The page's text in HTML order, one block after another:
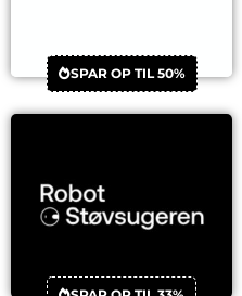
SPAR OP TIL 50%